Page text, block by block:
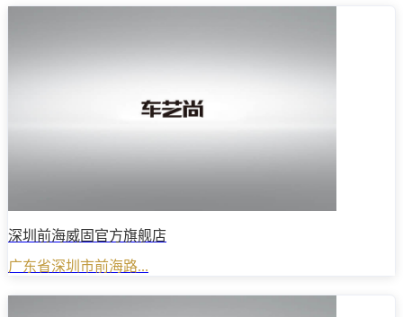
深圳前海威固官方旗舰店
广东省深圳市前海路...